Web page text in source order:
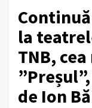
la
TNB,
de Ion